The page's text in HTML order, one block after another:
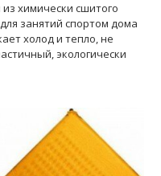
химически сшитого
занятий спортом дома
холод и тепло, не
экологически